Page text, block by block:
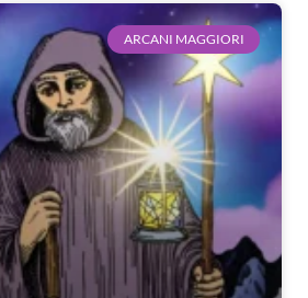
ARCANI MAGGIORI